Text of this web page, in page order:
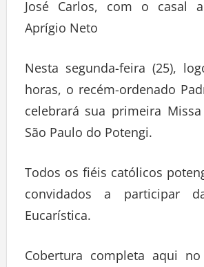
José Carlos, com o casal
Aprígio Neto
Nesta segunda-feira (25),
horas, o recém-ordenado
celebrará sua primeira
São Paulo do Potengi.
Todos os fiéis católicos
convidados a participar
Eucarística.
Cobertura completa aqui